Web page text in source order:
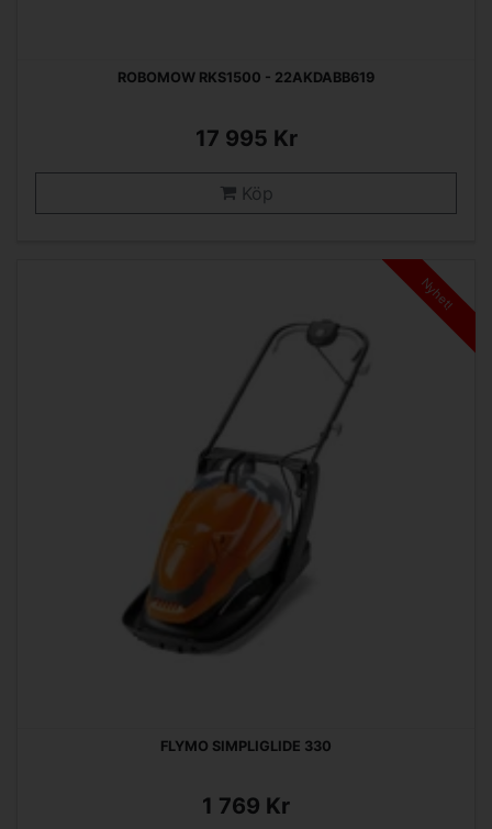
ROBOMOW RKS1500 - 22AKDABB619
17 995 Kr
Köp
Nyhet!
FLYMO SIMPLIGLIDE 330
1 769 Kr